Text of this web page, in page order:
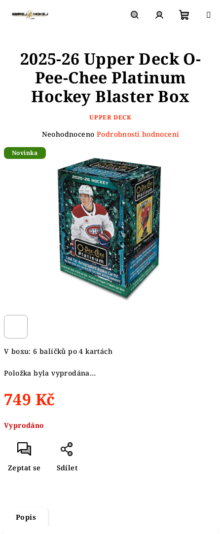
košík
V boxu: 6 balíčků po 4 kartách
Položka byla vyprodána…
749 Kč
cena:
Vyprodáno
Zeptat se Sdílet
2025-26 Upper Deck O-
Pee-Chee Platinum
Hockey Blaster Box
UPPER DECK
Průměrné
produktu
hvězdiček.
Neohodnoceno Podrobnosti hodnocení
Novinka
Popis